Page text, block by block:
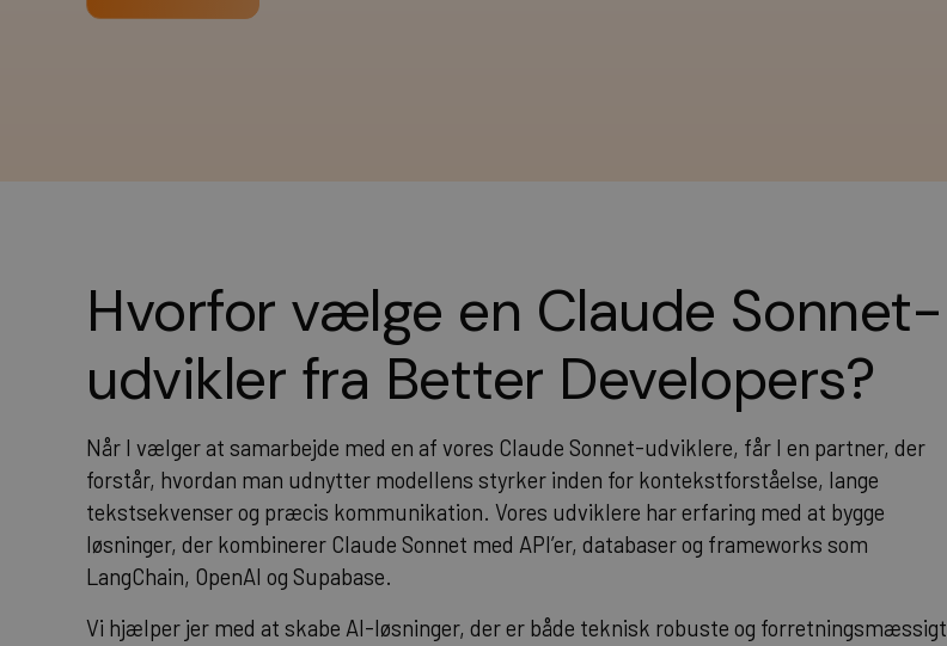
Hvorfor vælge en Claude Sonnet-
udvikler fra Better Developers?
Når I vælger at samarbejde med en af vores Claude Sonnet-udviklere, får I en partner, der
forstår, hvordan man udnytter modellens styrker inden for kontekstforståelse, lange
tekstsekvenser og præcis kommunikation. Vores udviklere har erfaring med at bygge
løsninger, der kombinerer Claude Sonnet med API’er, databaser og frameworks som
LangChain, OpenAI og Supabase.
Vi hjælper jer med at skabe AI-løsninger, der er både teknisk robuste og forretningsmæssigt